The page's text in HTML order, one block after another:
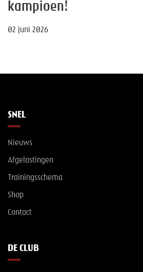
kampioen!
02 juni 2026
SNEL
Nieuws
Afgelastingen
Trainingsschema
Shop
Contact
DE CLUB